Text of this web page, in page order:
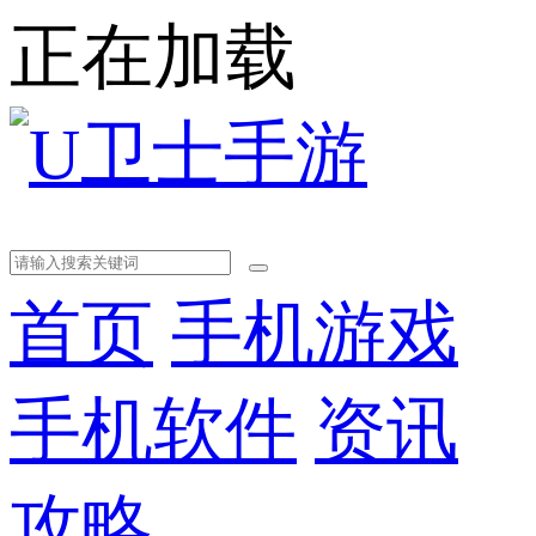
正在加载
首页 手机游戏
手机软件 资讯